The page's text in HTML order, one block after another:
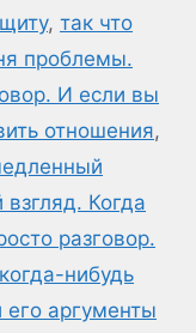
, так что
проблемы.
И если вы
отношения,
Когда
разговор.
нибудь
аргументы